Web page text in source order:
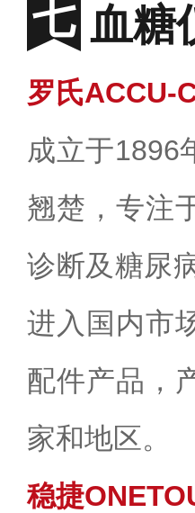
血糖
罗氏ACCU-
成立于1896
翘楚，专注
诊断及糖尿
进入国内市
配件产品，
家和地区。
稳捷